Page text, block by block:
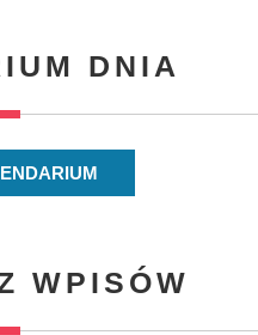
DNIA
WPISÓW